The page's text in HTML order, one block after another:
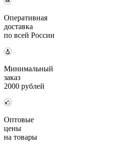
Оперативная
доставка
по всей России
Минимальный
заказ
2000 рублей
Оптовые
цены
на товары